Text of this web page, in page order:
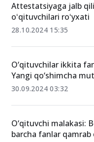
Attestatsiyaga jalb
oʻqituvchilari roʻyxati
28.10.2024 15:35
O‘qituvchilar ikkita
Yangi qo‘shimcha
30.09.2024 03:32
O‘qituvchi malakasi:
barcha fanlar qamrab